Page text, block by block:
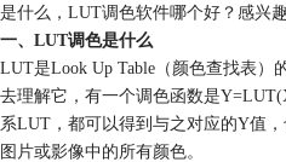
是什么，LUT调色软件哪个好？感兴
一、LUT调色是什么
LUT是Look Up Table（颜色查找表）
去理解它，有一个调色函数是
系LUT，都可以得到与之对应的Y值
图片或影像中的所有颜色。